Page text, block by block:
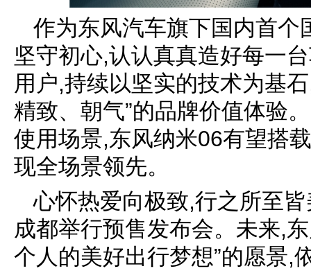
作为东风汽车旗下国内首个
坚守初心,认认真真造好每一
用户,持续以坚实的技术为基
精致、朝气”的品牌价值体验
使用场景,东风纳米06有望搭
现全场景领先。
心怀热爱向极致,行之所至
成都举行预售发布会。未来,
个人的美好出行梦想”的愿景,